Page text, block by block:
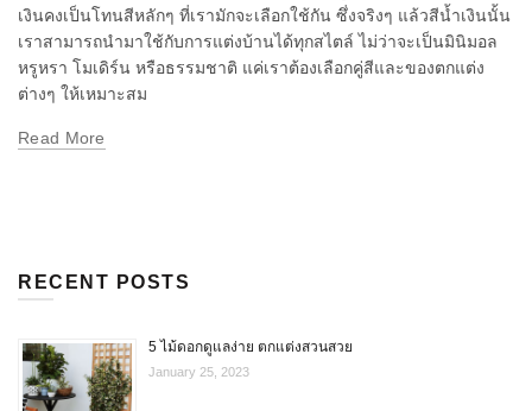
เงินคงเป็นโทนสีหลักๆ ที่เรามักจะเลือกใช้กัน ซึ่งจริงๆ แล้วสีน้ำเงินนั้น
เราสามารถนำมาใช้กับการแต่งบ้านได้ทุกสไตล์ ไม่ว่าจะเป็นมินิมอล
หรูหรา โมเดิร์น หรือธรรมชาติ แค่เราต้องเลือกคู่สีและของตกแต่ง
ต่างๆ ให้เหมาะสม
Read More
RECENT POSTS
5 ไม้ดอกดูแลง่าย ตกแต่งสวนสวย
January 25, 2023